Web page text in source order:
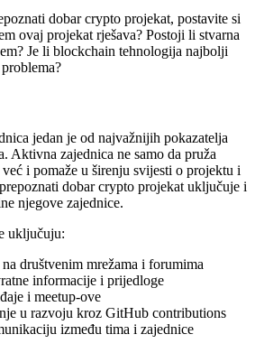
dobar crypto projekat, postavite si
ovaj projekat rješava? Postoji li stvarna
Je li blockchain tehnologija najbolji
jedan je od najvažnijih pokazatelja
Aktivna zajednica ne samo da pruža
i pomaže u širenju svijesti o projektu i
dobar crypto projekat uključuje i
njegove zajednice.
uključuju:
društvenim mrežama i forumima
informacije i prijedloge
i meetup-ove
u razvoju kroz GitHub contributions
između tima i zajednice